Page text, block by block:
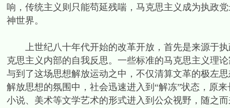
响，传统主义则只能苟延残喘，马克思主义成为执政
神世界。
上世纪八十年代开始的改革开放，首先是来源于执
克思主义内部的自我反思。一些标准的马克思主义理
与到了这场思想解放运动之中，不仅清算文革的极左
解放思想的氛围中，社会迅速进入到“解冻”状态，原
小说、美术等文学艺术的形式进入到公众视野，随之